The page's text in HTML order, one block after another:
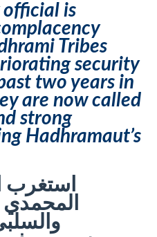
is
Tribes
security
two years in
are now called
strong
Hadhramaut’s
استغرب